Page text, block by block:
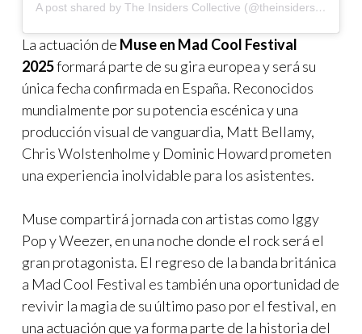
A post shared by The Insiders Collective (@theinsidersco)
La actuación de Muse en Mad Cool Festival
2025formará parte de su gira europea y será su
única fecha confirmada en España. Reconocidos
mundialmente por su potencia escénica y una
producción visual de vanguardia, Matt Bellamy,
Chris Wolstenholme y Dominic Howard prometen
una experiencia inolvidable para los asistentes.
Muse compartirá jornada con artistas como Iggy
Pop y Weezer, en una noche donde el rock será el
gran protagonista. El regreso de la banda británica
a Mad Cool Festival es también una oportunidad de
revivir la magia de su último paso por el festival, en
una actuación que ya forma parte de la historia del